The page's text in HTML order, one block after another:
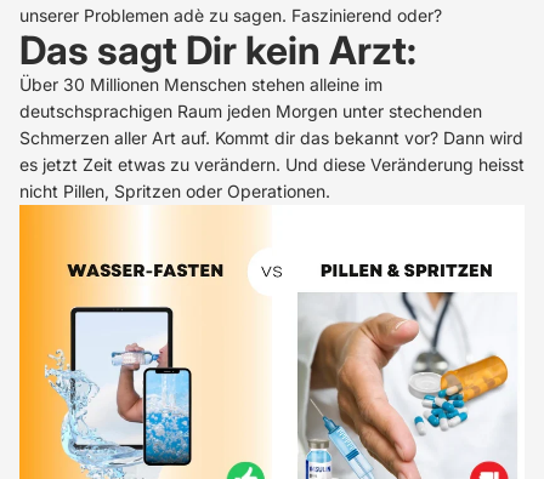
unserer Problemen adè zu sagen. Faszinierend oder?
Das sagt Dir kein Arzt:
Über 30 Millionen Menschen stehen alleine im
deutschsprachigen Raum jeden Morgen unter stechenden
Schmerzen aller Art auf. Kommt dir das bekannt vor? Dann wird
es jetzt Zeit etwas zu verändern. Und diese Veränderung heisst
nicht Pillen, Spritzen oder Operationen.